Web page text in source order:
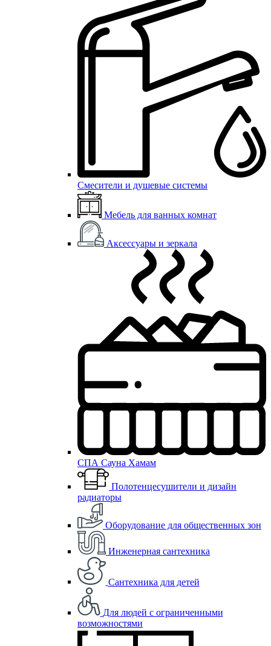
Смесители и душевые системы
Мебель для ванных комнат
Аксессуары и зеркала
СПА Сауна Хамам
Полотенцесушители и дизайн
радиаторы
Оборудование для общественных зон
Инженерная сантехника
Сантехника для детей
Для людей с ограниченными
возможностями